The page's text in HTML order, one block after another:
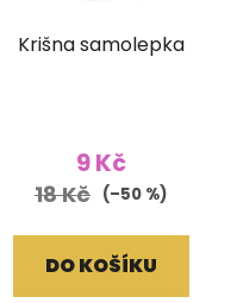
Krišna samolepka
9 Kč
18 Kč (–50 %)
DO KOŠÍKU